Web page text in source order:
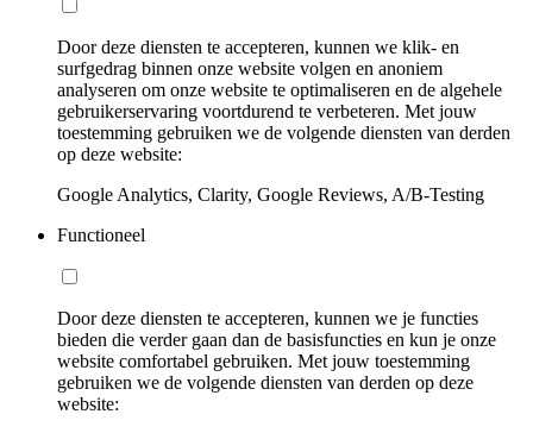
Door deze diensten te accepteren, kunnen we klik- en
surfgedrag binnen onze website volgen en anoniem
analyseren om onze website te optimaliseren en de algehele
gebruikerservaring voortdurend te verbeteren. Met jouw
toestemming gebruiken we de volgende diensten van derden
op deze website:
Google Analytics, Clarity, Google Reviews, A/B-Testing
Functioneel
Door deze diensten te accepteren, kunnen we je functies
bieden die verder gaan dan de basisfuncties en kun je onze
website comfortabel gebruiken. Met jouw toestemming
gebruiken we de volgende diensten van derden op deze
website: